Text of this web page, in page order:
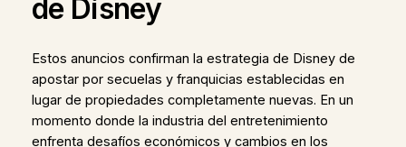
de Disney
Estos anuncios confirman la estrategia de Disney de
apostar por secuelas y franquicias establecidas en
lugar de propiedades completamente nuevas. En un
momento donde la industria del entretenimiento
enfrenta desafíos económicos y cambios en los